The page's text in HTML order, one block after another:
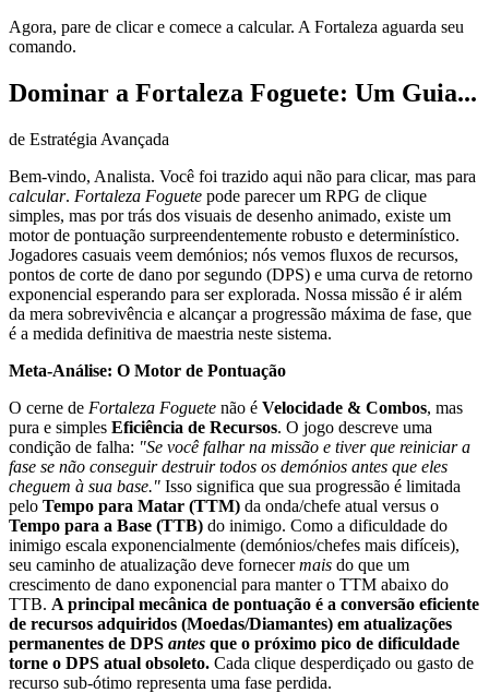
Agora, pare de clicar e comece a calcular. A Fortaleza aguarda seu
comando.
Dominar a Fortaleza Foguete: Um Guia...
de Estratégia Avançada
Bem-vindo, Analista. Você foi trazido aqui não para clicar, mas para
calcular. Fortaleza Foguete pode parecer um RPG de clique
simples, mas por trás dos visuais de desenho animado, existe um
motor de pontuação surpreendentemente robusto e determinístico.
Jogadores casuais veem demónios; nós vemos fluxos de recursos,
pontos de corte de dano por segundo (DPS) e uma curva de retorno
exponencial esperando para ser explorada. Nossa missão é ir além
da mera sobrevivência e alcançar a progressão máxima de fase, que
é a medida definitiva de maestria neste sistema.
Meta-Análise: O Motor de Pontuação
O cerne de Fortaleza Foguete não é Velocidade & Combos, mas
pura e simples Eficiência de Recursos. O jogo descreve uma
condição de falha: "Se você falhar na missão e tiver que reiniciar a
fase se não conseguir destruir todos os demónios antes que eles
cheguem à sua base." Isso significa que sua progressão é limitada
pelo Tempo para Matar (TTM) da onda/chefe atual versus o
Tempo para a Base (TTB) do inimigo. Como a dificuldade do
inimigo escala exponencialmente (demónios/chefes mais difíceis),
seu caminho de atualização deve fornecermais do que um
crescimento de dano exponencial para manter o TTM abaixo do
TTB. A principal mecânica de pontuação é a conversão eficiente
de recursos adquiridos (Moedas/Diamantes) em atualizações
permanentes de DPS antes que o próximo pico de dificuldade
torne o DPS atual obsoleto. Cada clique desperdiçado ou gasto de
recurso sub-ótimo representa uma fase perdida.